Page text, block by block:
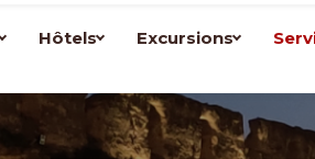
Hôtels Excursions